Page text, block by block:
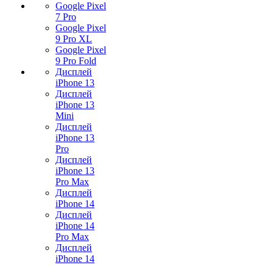
Google Pixel
7 Pro
Google Pixel
9 Pro XL
Google Pixel
9 Pro Fold
Дисплей
iPhone 13
Дисплей
iPhone 13
Mini
Дисплей
iPhone 13
Pro
Дисплей
iPhone 13
Pro Max
Дисплей
iPhone 14
Дисплей
iPhone 14
Pro Max
Дисплей
iPhone 14